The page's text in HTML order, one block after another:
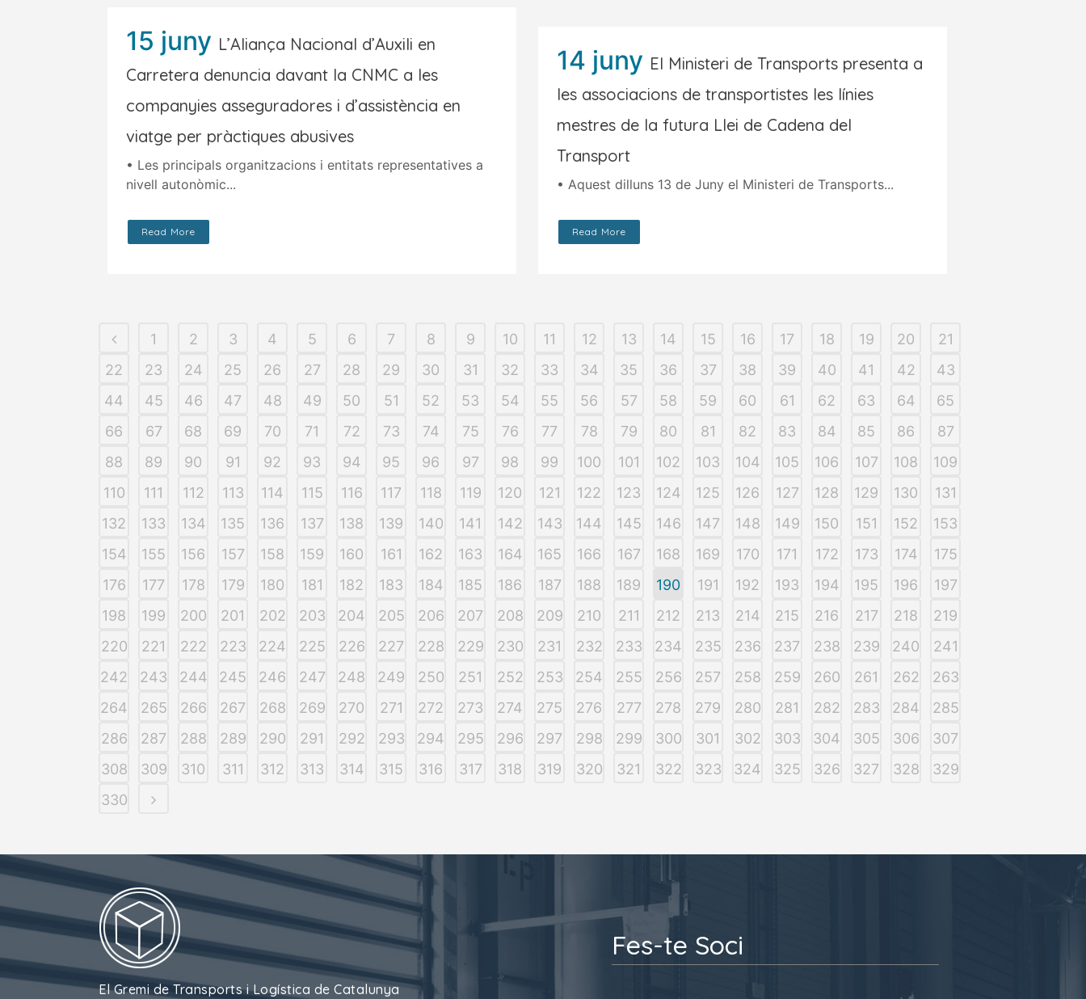
15 juny L’Aliança Nacional d’Auxili en
Carretera denuncia davant la CNMC a les
companyies asseguradores i d’assistència en
viatge per pràctiques abusives
• Les principals organitzacions i entitats representatives a
nivell autonòmic...
Read More
14 juny El Ministeri de Transports presenta a
les associacions de transportistes les línies
mestres de la futura Llei de Cadena del
Transport
• Aquest dilluns 13 de Juny el Ministeri de Transports...
Read More
1 2 3 4 5 6 7 8 9 10 11 12 13 14 15 16 17 18 19 20
21
22
23 24 25 26 27 28 29 30 31 32 33 34 35 36 37 38 39 40 41 42
43
44
45 46 47 48 49 50 51 52 53 54 55 56 57 58 59 60 61 62 63 64
65
66
67 68 69 70 71 72 73 74 75 76 77 78 79 80 81 82 83 84 85 86
87
88
89 90 91 92 93 94 95 96 97 98 99 100 101 102 103 104 105 106 107 108
109
110
111 112 113 114 115 116 117 118 119 120 121 122 123 124 125 126 127 128 129 130
131
132
133 134 135 136 137 138 139 140 141 142 143 144 145 146 147 148 149 150 151 152
153
154
155 156 157 158 159 160 161 162 163 164 165 166 167 168 169 170 171 172 173 174
175
176
177 178 179 180 181 182 183 184 185 186 187 188 189 190 191 192 193 194 195 196
197
198
199 200 201 202 203 204 205 206 207 208 209 210 211 212 213 214 215 216 217 218
219
220
221 222 223 224 225 226 227 228 229 230 231 232 233 234 235 236 237 238 239 240
241
242
243 244 245 246 247 248 249 250 251 252 253 254 255 256 257 258 259 260 261 262
263
264
265 266 267 268 269 270 271 272 273 274 275 276 277 278 279 280 281 282 283 284
285
286
287 288 289 290 291 292 293 294 295 296 297 298 299 300 301 302 303 304 305 306
307
308
309 310 311 312 313 314 315 316 317 318 319 320 321 322 323 324 325 326 327 328
329
330
El Gremi de Transports i Logística de Catalunya
Fes-te Soci